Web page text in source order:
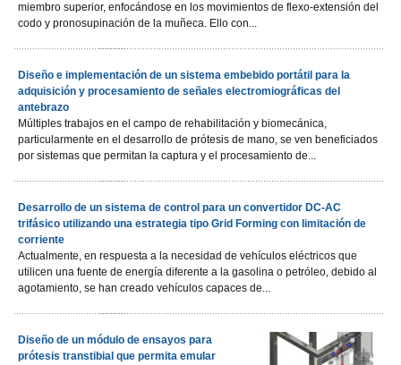
miembro superior, enfocándose en los movimientos de flexo-extensión del
codo y pronosupinación de la muñeca. Ello con...
Diseño e implementación de un sistema embebido portátil para la
adquisición y procesamiento de señales electromiográficas del
antebrazo
Múltiples trabajos en el campo de rehabilitación y biomecánica,
particularmente en el desarrollo de prótesis de mano, se ven beneficiados
por sistemas que permitan la captura y el procesamiento de...
Desarrollo de un sistema de control para un convertidor DC-AC
trifásico utilizando una estrategia tipo Grid Forming con limitación de
corriente
Actualmente, en respuesta a la necesidad de vehículos eléctricos que
utilicen una fuente de energía diferente a la gasolina o petróleo, debido al
agotamiento, se han creado vehículos capaces de...
Diseño de un módulo de ensayos para
prótesis transtibial que permita emular